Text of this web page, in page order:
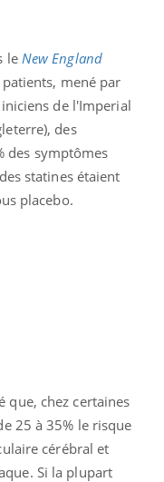
le New England
mené par
de l'Imperial
des
des symptômes
statines étaient
placebo.
que, chez certaines
25 à 35% le risque
cérébral et
Si la plupart